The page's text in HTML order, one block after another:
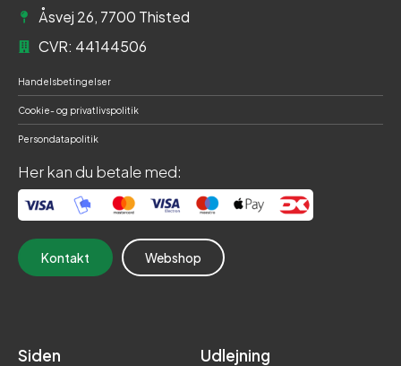
Åsvej 26, 7700 Thisted
CVR: 44144506
Handelsbetingelser
Cookie- og privatlivspolitik
Persondatapolitik
Her kan du betale med:
Kontakt Webshop
Siden Udlejning